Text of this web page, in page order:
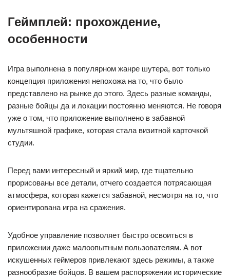
Геймплей: прохождение,
особенности
Игра выполнена в популярном жанре шутера, вот только
концепция приложения непохожа на то, что было
представлено на рынке до этого. Здесь разные команды,
разные бойцы да и локации постоянно меняются. Не говоря
уже о том, что приложение выполнено в забавной
мультяшной графике, которая стала визитной карточкой
студии.
Перед вами интересный и яркий мир, где тщательно
прорисованы все детали, отчего создается потрясающая
атмосфера, которая кажется забавной, несмотря на то, что
ориентирована игра на сражения.
Удобное управление позволяет быстро освоиться в
приложении даже малоопытным пользователям. А вот
искушенных геймеров привлекают здесь режимы, а также
разнообразие бойцов. В вашем распоряжении исторические